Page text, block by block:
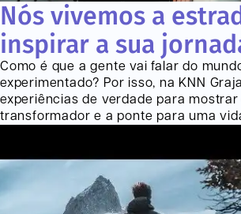
Nós vivemos a
inspirar a sua
Como é que a gente vai falar do
experimentado? Por isso, na KNN
experiências de verdade para mostrar
transformador e a ponte para uma